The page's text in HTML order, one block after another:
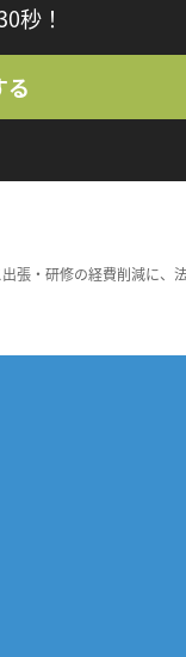
秒！
る
張・研修の経費削減に、